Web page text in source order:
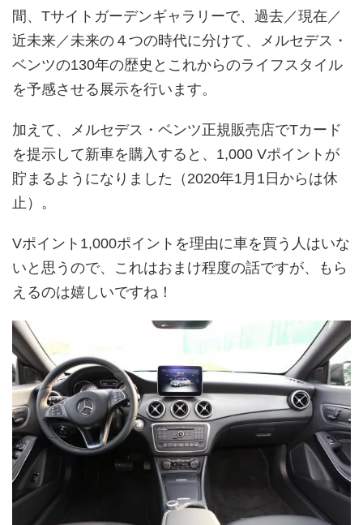
間、Tサイトガーデンギャラリーで、過去／現在／
近未来／未来の４つの時代に分けて、メルセデス・
ベンツの130年の歴史とこれからのライフスタイル
を予感させる展示を行います。
加えて、メルセデス・ベンツ正規販売店でTカード
を提示して新車を購入すると、1,000 Vポイントが
貯まるようになりました（2020年1月1日からは休
止）。
Vポイント1,000ポイントを理由に車を買う人はいな
いと思うので、これはおまけ程度の話ですが、もら
えるのは嬉しいですね！